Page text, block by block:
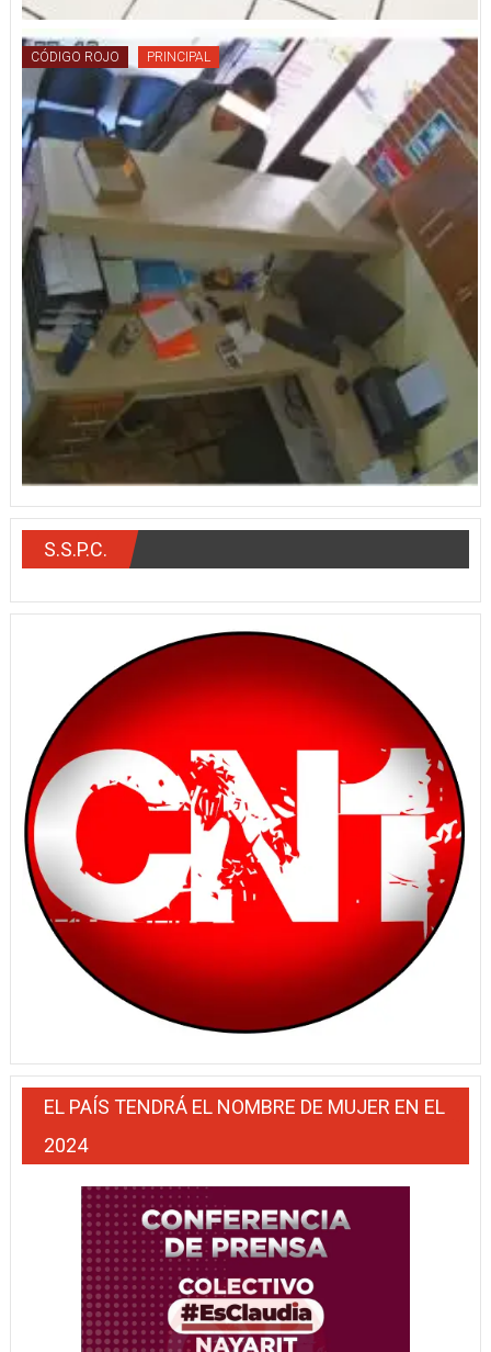
CÓDIGO ROJO PRINCIPAL
S.S.P.C.
EL PAÍS TENDRÁ EL NOMBRE DE MUJER EN EL
2024